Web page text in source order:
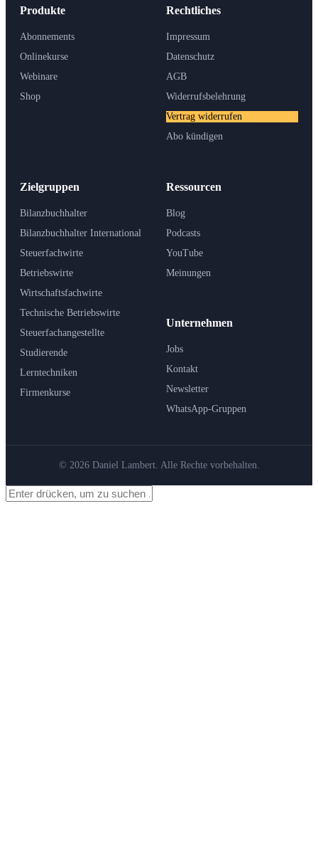
Produkte
Abonnements
Onlinekurse
Webinare
Shop
Zielgruppen
Bilanzbuchhalter
Bilanzbuchhalter International
Steuerfachwirte
Betriebswirte
Wirtschaftsfachwirte
Technische Betriebswirte
Steuerfachangestellte
Studierende
Lerntechniken
Firmenkurse
Ressourcen
Blog
Podcasts
YouTube
Meinungen
Unternehmen
Jobs
Kontakt
Newsletter
WhatsApp-Gruppen
Rechtliches
Impressum
Datenschutz
AGB
Widerrufsbelehrung
Vertrag widerrufen
Abo kündigen
© 2026 Daniel Lambert. Alle Rechte vorbehalten.